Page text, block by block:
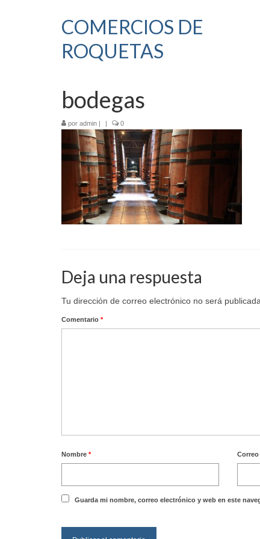
COMERCIOS DE
ROQUETAS
bodegas
por admin | | 0
Deja una respuesta
Tu dirección de correo electrónico no será publicada.
Comentario *
Nombre *
Guarda mi nombre, correo electrónico y web en este